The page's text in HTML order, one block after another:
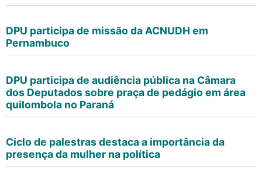
DPU participa de missão da ACNUDH em
Pernambuco
DPU participa de audiência pública na Câmara
dos Deputados sobre praça de pedágio em área
quilombola no Paraná
Ciclo de palestras destaca a importância da
presença da mulher na política